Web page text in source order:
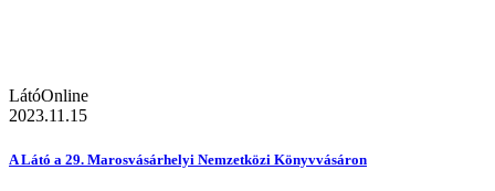
LátóOnline
2023.11.15
A Látó a 29. Marosvásárhelyi Nemzetközi Könyvvásáron